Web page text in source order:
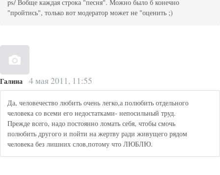
ps/ Вобще каждая строка "песня". Можно было б конечно
"пройтись", только вот модератор может не "оценить ;)
Галина 4 мая 2011, 11:55
Да, человечество любить очень легко,а полюбить отдельного
человека со всеми его недостатками- непосильный труд.
Прежде всего, надо постоянно ломать себя, чтобы смочь
полюбить другого и пойти на жертву ради живущего рядом
человека без лишних слов,потому что ЛЮБЛЮ.